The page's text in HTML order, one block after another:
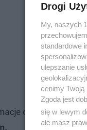
o frekwencji w
Drogi
My, naszych
standardowe
ulepszanie
cenimy Twoją
Zgoda jest
się w lewym
ale masz